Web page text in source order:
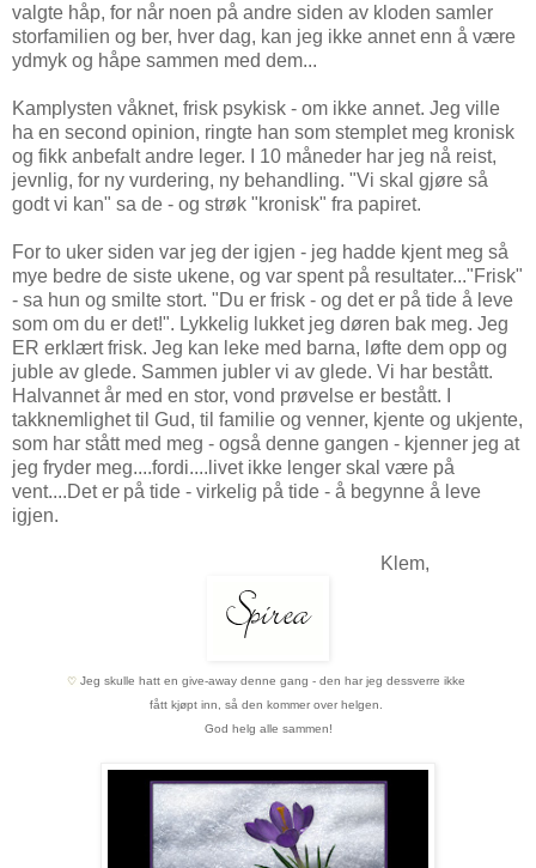
valgte håp, for når noen på andre siden av kloden samler
storfamilien og ber, hver dag, kan jeg ikke annet enn å være
ydmyk og håpe sammen med dem...
Kamplysten våknet, frisk psykisk - om ikke annet. Jeg ville
ha en second opinion, ringte han som stemplet meg kronisk
og fikk anbefalt andre leger. I 10 måneder har jeg nå reist,
jevnlig, for ny vurdering, ny behandling. "Vi skal gjøre så
godt vi kan" sa de - og strøk "kronisk" fra papiret.
For to uker siden var jeg der igjen - jeg hadde kjent meg så
mye bedre de siste ukene, og var spent på resultater..."Frisk"
- sa hun og smilte stort. "Du er frisk - og det er på tide å leve
som om du er det!". Lykkelig lukket jeg døren bak meg. Jeg
ER erklært frisk. Jeg kan leke med barna, løfte dem opp og
juble av glede. Sammen jubler vi av glede. Vi har bestått.
Halvannet år med en stor, vond prøvelse er bestått. I
takknemlighet til Gud, til familie og venner, kjente og ukjente,
som har stått med meg - også denne gangen - kjenner jeg at
jeg fryder meg....fordi....livet ikke lenger skal være på
vent....Det er på tide - virkelig på tide - å begynne å leve
igjen.
Klem,
♡ Jeg skulle hatt en give-away denne gang - den har jeg dessverre ikke
fått kjøpt inn, så den kommer over helgen.
God helg alle sammen!